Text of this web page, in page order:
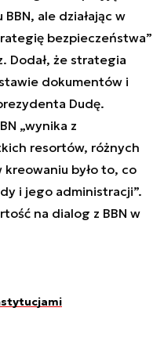
ale działając w
bezpieczeństwa”
Dodał, że strategia
dokumentów i
Dudę.
„wynika z
resortów, różnych
było to, co
i jego administracji”.
na dialog z BBN w